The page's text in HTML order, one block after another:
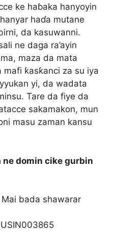
ke haɓaka hanyoyin
haɗa mutane
da kasuwanni.
ne daga ra’ayin
maza da mata
ƙasƙanci za su iya
yi, da wadata
Tare da fiye da
sakamakon, mun
masu zaman kansu
ne domin cike gurbin
bada shawarar